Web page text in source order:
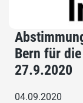
Bern für
27.9.2020
04.09.2020